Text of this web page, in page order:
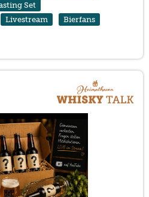
Set
Livestream
Bierfans